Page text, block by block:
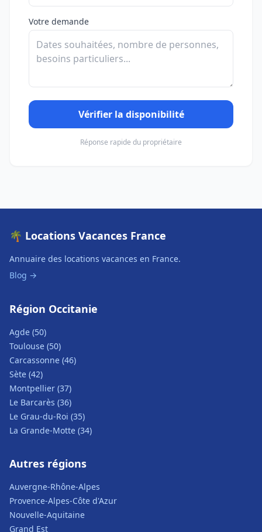
Votre demande
Vérifier la disponibilité
Réponse rapide du propriétaire
🌴 Locations Vacances France
Annuaire des locations vacances en France.
Blog →
Région Occitanie
Agde (50)
Toulouse (50)
Carcassonne (46)
Sète (42)
Montpellier (37)
Le Barcarès (36)
Le Grau-du-Roi (35)
La Grande-Motte (34)
Autres régions
Auvergne-Rhône-Alpes
Provence-Alpes-Côte d'Azur
Nouvelle-Aquitaine
Grand Est